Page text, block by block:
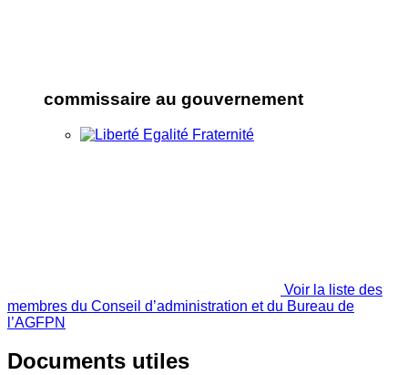
commissaire au gouvernement
Voir la liste des
membres du Conseil d’administration et du Bureau de
l’AGFPN
Documents utiles